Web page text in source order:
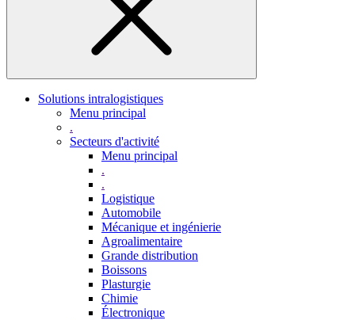
Solutions intralogistiques
Menu principal
.
Secteurs d'activité
Menu principal
.
.
Logistique
Automobile
Mécanique et ingénierie
Agroalimentaire
Grande distribution
Boissons
Plasturgie
Chimie
Électronique